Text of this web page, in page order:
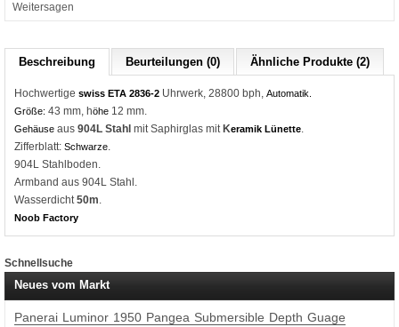
Weitersagen
Beschreibung Beurteilungen (0) Ähnliche Produkte (2)
Hochwertige swiss ETA 2836-2 Uhrwerk, 28800 bph, Automatik.
Größe: 43 mm, höhe 12 mm.
Gehäuse aus 904L Stahl mit Saphirglas mit Keramik Lünette.
Zifferblatt: Schwarze.
904L Stahlboden.
Armband aus 904L Stahl.
Wasserdicht50m.
Noob Factory
Schnellsuche
Neues vom Markt
Panerai Luminor 1950 Pangea Submersible Depth Guage